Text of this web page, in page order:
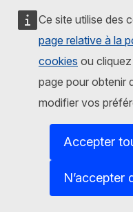
Ce site utilise des
page relative à la
cookies ou
page pour obtenir
modifier vos
Accepter
N’accepter